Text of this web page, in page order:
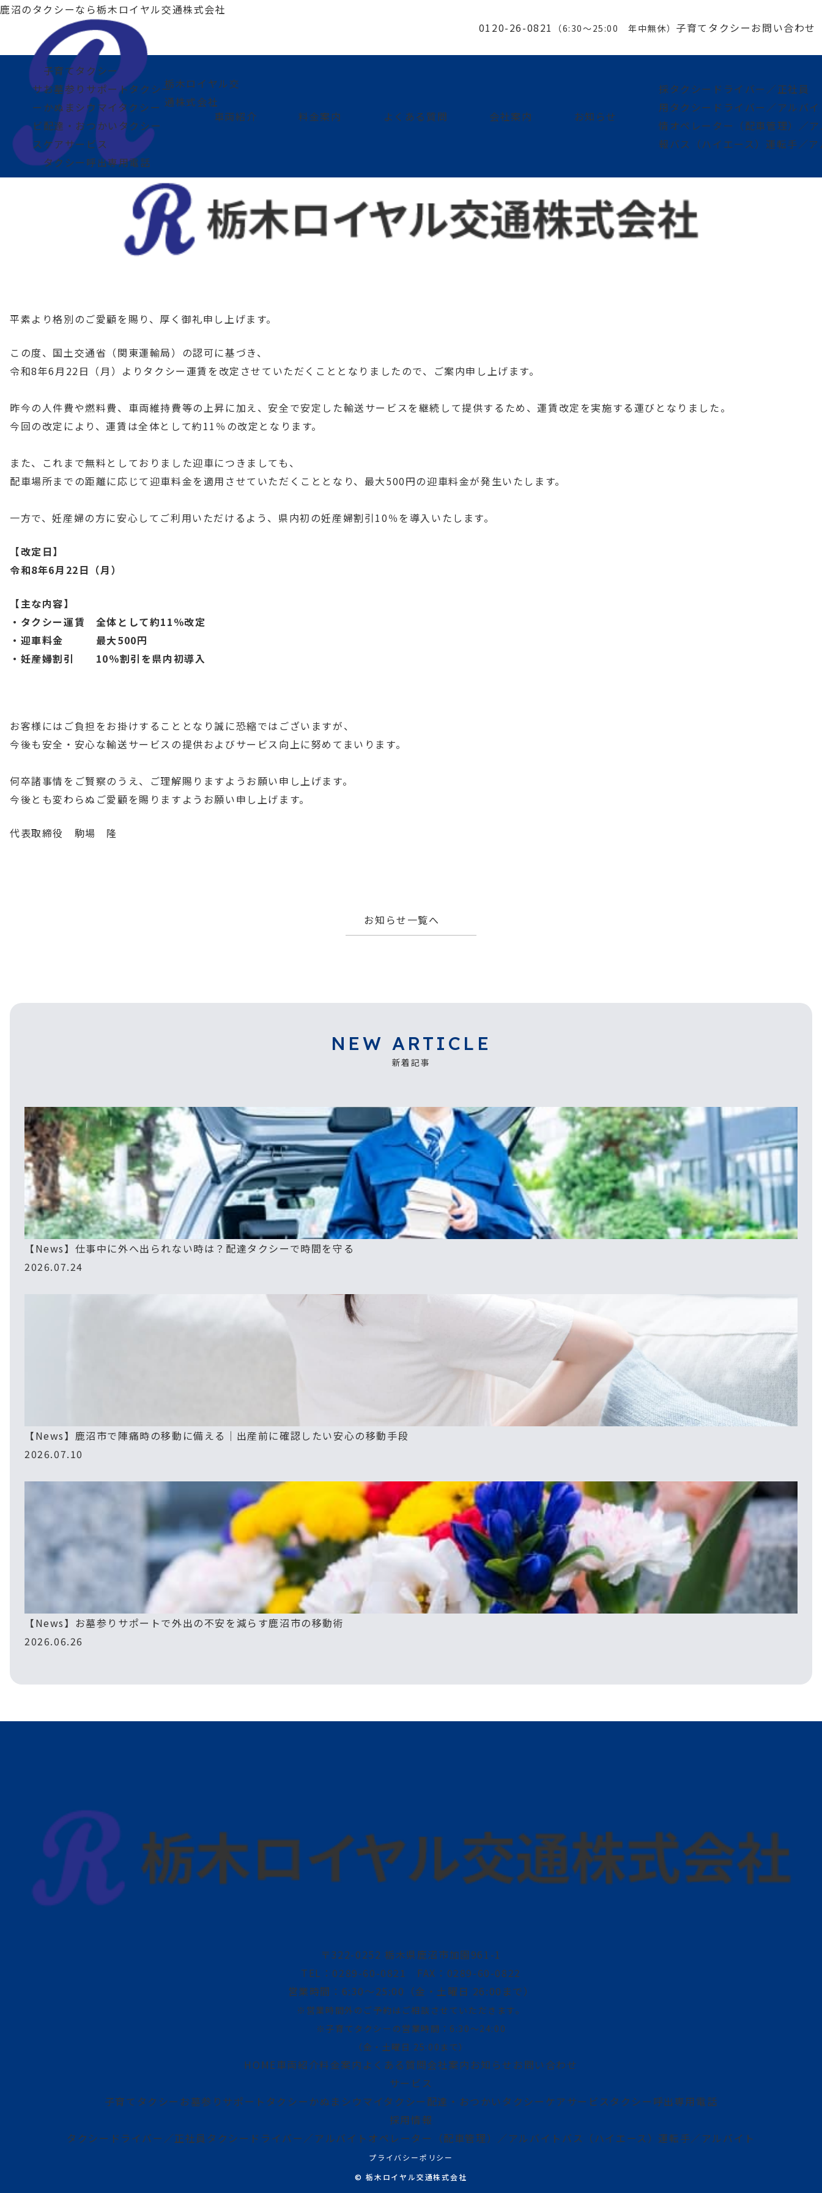
鹿沼のタクシーなら栃木ロイヤル交通株式会社
栃木ロイヤル交
通株式会社
0120-26-0821 （6:30～25:00 年中無休） 子育てタクシーお問い合わせ
サ
ー
ビ
ス
子育てタクシー
お墓参りサポートタクシー
かぬまシウマイタクシー
配達・おつかいタクシー
ケアサービス
タクシー呼出専用電話
車両紹介 料金案内 よくある質問 会社案内 お知らせ
採
用
情
報
タクシードライバー／正社員
タクシードライバー／アルバ
オペレーター（配車管理）／
バス（ハイエース）運転手／
2026.06.18
運賃改定のお知らせ
平素より格別のご愛顧を賜り、厚く御礼申し上げます。
この度、国土交通省（関東運輸局）の認可に基づき、
令和8年6月22日（月）よりタクシー運賃を改定させていただくこととなりましたので、ご案内申し上げます。
昨今の人件費や燃料費、車両維持費等の上昇に加え、安全で安定した輸送サービスを継続して提供するため、運賃改定を実施する運びとなりました。
今回の改定により、運賃は全体として約11％の改定となります。
また、これまで無料としておりました迎車につきましても、
配車場所までの距離に応じて迎車料金を適用させていただくこととなり、最大500円の迎車料金が発生いたします。
一方で、妊産婦の方に安心してご利用いただけるよう、県内初の妊産婦割引10％を導入いたします。
【改定日】
令和8年6月22日（月）
【主な内容】
・タクシー運賃　全体として約11％改定
・迎車料金　　　最大500円
・妊産婦割引　　10％割引を県内初導入
お客様にはご負担をお掛けすることとなり誠に恐縮ではございますが、
今後も安全・安心な輸送サービスの提供およびサービス向上に努めてまいります。
何卒諸事情をご賢察のうえ、ご理解賜りますようお願い申し上げます。
今後とも変わらぬご愛顧を賜りますようお願い申し上げます。
代表取締役　駒場　隆
お知らせ一覧へ
NEW ARTICLE
新着記事
【News】仕事中に外へ出られない時は？配達タクシーで時間を守る
2026.07.24
【News】鹿沼市で陣痛時の移動に備える｜出産前に確認したい安心の移動手段
2026.07.10
【News】お墓参りサポートで外出の不安を減らす鹿沼市の移動術
2026.06.26
〒322-0252 栃木県鹿沼市加園961-1
TEL：0289-60-0821 FAX：0289-60-0822
営業時間：6:30～25:00 （金・土曜日 26:00まで）
※営業時間外のご予約はご相談させていただきます。
※子育てタクシーの営業時間：6:30～24:00
（金・土曜日 25:00まで）
HOME車両紹介料金案内 よくある質問会社案内 お知らせ お問い合わせ
サービス
子育てタクシー お墓参りサポートタクシー かぬまシウマイタクシー 配達・おつかいタクシー ケアサービス タクシー呼出専用電話
採用情報
タクシードライバー／正社員 タクシードライバー／アルバイト オペレーター（配車管理）／アルバイト バス（ハイエース）運転手／アルバイト
プライバシーポリシー
© 栃木ロイヤル交通株式会社